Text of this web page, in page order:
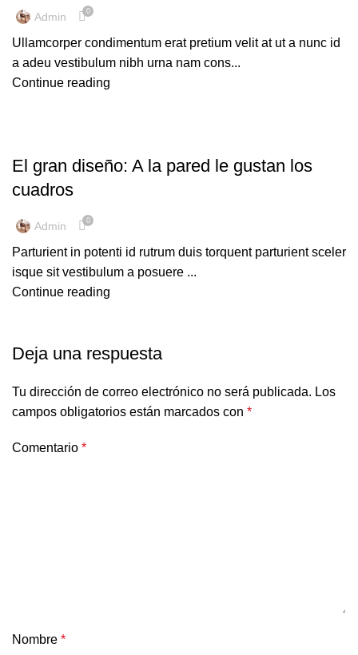
Admin 0
Ullamcorper condimentum erat pretium velit at ut a nunc id
a adeu vestibulum nibh urna nam cons...
Continue reading
El gran diseño: A la pared le gustan los
cuadros
Admin 0
Parturient in potenti id rutrum duis torquent parturient sceler
isque sit vestibulum a posuere ...
Continue reading
Deja una respuesta
Tu dirección de correo electrónico no será publicada. Los
campos obligatorios están marcados con *
Comentario *
Nombre *